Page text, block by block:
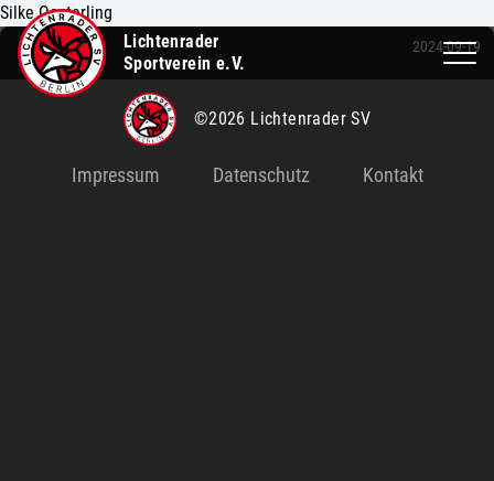
Lichtenrader
Sportverein e.V.
Silke Oesterling
2024-09-19
©2026 Lichtenrader SV
Impressum Datenschutz Kontakt